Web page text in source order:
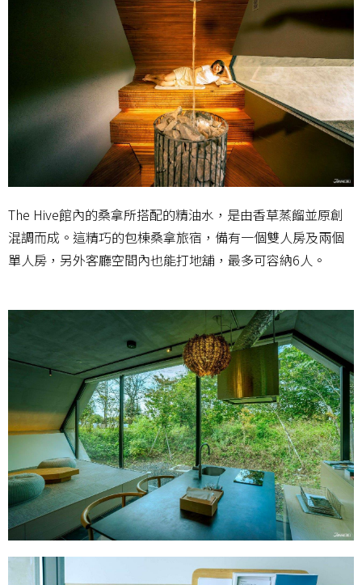
The Hive館內的桑拿所搭配的精油水，是由香草蒸餾並原創
混調而成。這精巧的包棟桑拿旅宿，備有一個雙人房及兩個
單人房，另外客廳空間內也能打地舖，最多可容納6人。